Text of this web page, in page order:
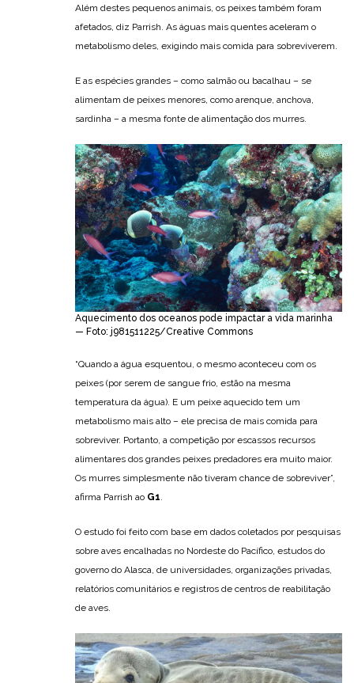
Além destes pequenos animais, os peixes também foram
afetados, diz Parrish. As águas mais quentes aceleram o
metabolismo deles, exigindo mais comida para sobreviverem.
E as espécies grandes – como salmão ou bacalhau – se
alimentam de peixes menores, como arenque, anchova,
sardinha – a mesma fonte de alimentação dos murres.
Aquecimento dos oceanos pode impactar a vida marinha
— Foto: j981511225/Creative Commons
“Quando a água esquentou, o mesmo aconteceu com os
peixes (por serem de sangue frio, estão na mesma
temperatura da água). E um peixe aquecido tem um
metabolismo mais alto – ele precisa de mais comida para
sobreviver. Portanto, a competição por escassos recursos
alimentares dos grandes peixes predadores era muito maior.
Os murres simplesmente não tiveram chance de sobreviver”,
afirma Parrish ao G1.
O estudo foi feito com base em dados coletados por pesquisas
sobre aves encalhadas no Nordeste do Pacífico, estudos do
governo do Alasca, de universidades, organizações privadas,
relatórios comunitários e registros de centros de reabilitação
de aves.